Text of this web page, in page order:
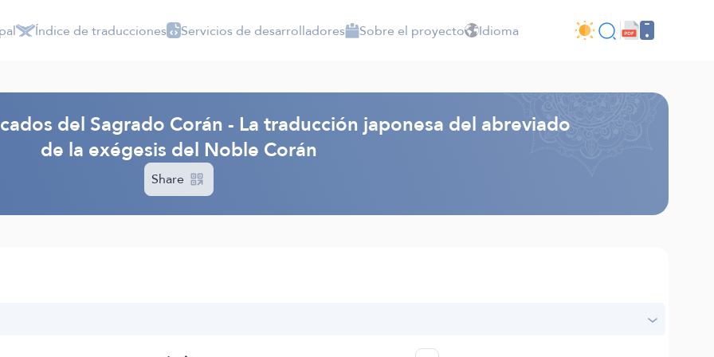
Índice de traducciones Servicios de desarrolladores Sobre el proyecto Idioma
del Sagrado Corán - La traducción japonesa del abreviado
de la exégesis del Noble Corán
Share